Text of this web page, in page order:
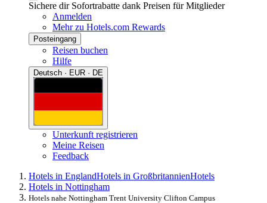
Sichere dir Sofortrabatte dank Preisen für Mitglieder
Anmelden
Mehr zu Hotels.com Rewards
Posteingang
Reisen buchen
Hilfe
Deutsch · EUR · DE
Unterkunft registrieren
Meine Reisen
Feedback
Hotels in EnglandHotels in GroßbritannienHotels
Hotels in Nottingham
Hotels nahe Nottingham Trent University Clifton Campus